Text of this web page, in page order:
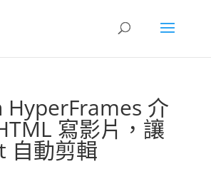
HyperFrames 介
寫影片，讓
自動剪輯